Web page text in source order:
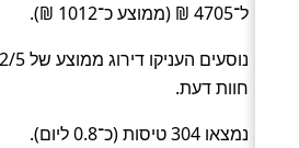
ל־4705 ₪ (ממוצע כ־1012 ₪).
חוות דעת.
נמצאו 304 טיסות (כ־0.8 ליום).